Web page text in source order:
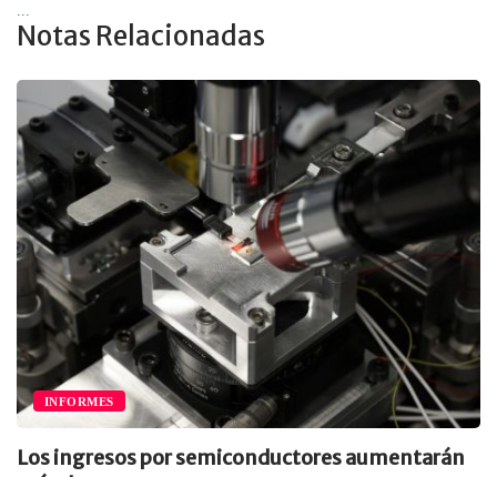
Notas Relacionadas
INFORMES
Los ingresos por semiconductores aumentarán